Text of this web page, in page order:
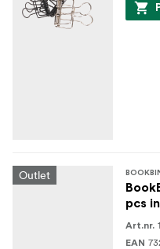
Outlet
pcs
Art.nr.
EAN